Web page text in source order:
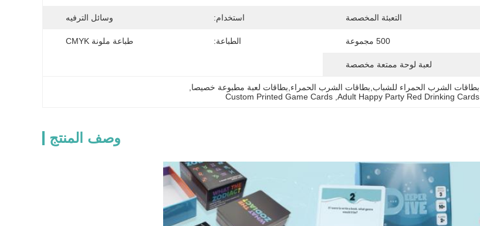
التعبئة المخصصة استخدام: وسائل الترفيه
500 مجموعة الطباعة: طباعة ملونة CMYK
لعبة لوحة ممتعة مخصصة
بطاقات الشرب الحمراء للشباب,بطاقات الشرب الحمراء,بطاقات لعبة مطبوعة خصيصا
Adult Happy Party Red Drinking Cards
,
Custom Printed Game Cards
وصف المنتج